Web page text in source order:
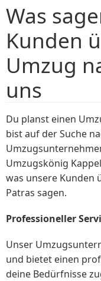
Was
Kunden
Umzug
uns
Du planst einen
bist auf der Suche
Umzugskönig
was unsere Kunden
Patras sagen.
Professioneller
Unser
und bietet einen
deine Bedürfnisse